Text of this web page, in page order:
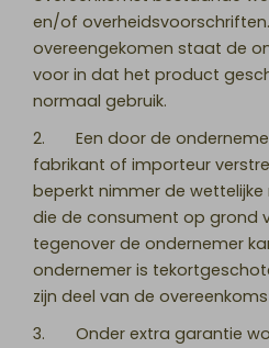
en/of
overeengekomen staat de
voor in dat het product
normaal gebruik.
2. Een door de
fabrikant of importeur
beperkt nimmer de
die de consument op grond
tegenover de ondernemer
ondernemer is
zijn deel van de
3. Onder extra garantie